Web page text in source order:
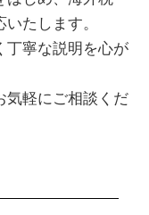
たします。
丁寧な説明を心が
気軽にご相談くだ